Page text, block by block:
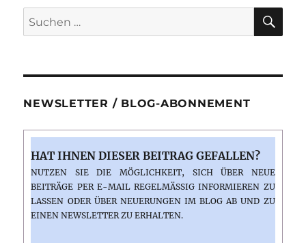
Suchen
nach:
NEWSLETTER / BLOG-ABONNEMENT
HAT IHNEN DIESER BEITRAG GEFALLEN?
NUTZEN SIE DIE MÖGLICHKEIT, SICH ÜBER NEUE
BEITRÄGE PER E-MAIL REGELMÄSSIG INFORMIEREN ZU L
ASSEN ODER ÜBER NEUERUNGEN IM BLOG AB UND ZU E
INEN NEWSLETTER ZU ERHALTEN.